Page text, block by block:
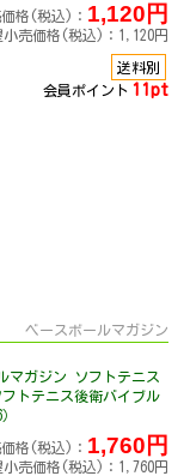
格(税込)： 1,120円
小売価格(税込)：1,120円
送料別
会員ポイント 11pt
ベースボールマガジン
マガジン ソフトテニス
フトテニス後衛バイブル
格(税込)： 1,760円
小売価格(税込)：1,760円